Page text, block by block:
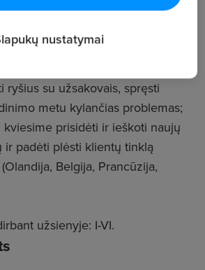
įgyvendinimo procesą –
montuotojų komandai,
ryšius su užsakovais, spręsti
metu kylančias problemas;
kviesime prisidėti ir ieškoti naujų
ir padėti plėsti klientų tinklą
Belgija, Prancūzija,
užsienyje: I-VI.
nustatymai